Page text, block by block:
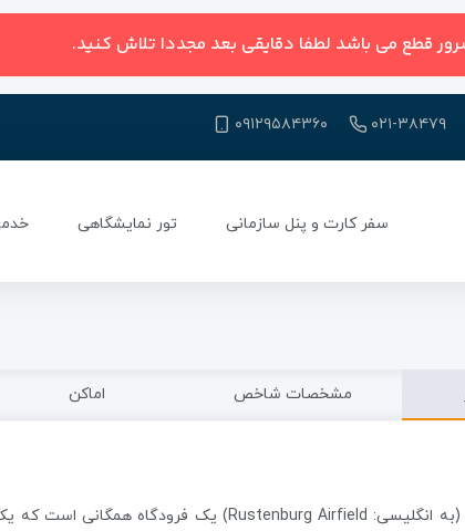
قطع می باشد لطفا دقایقی بعد مجددا تلاش کنید.
۰۲۱-۳۸۴۷۹ ۰۹۱۲۹۵۸۴۳۶۰
سفر کارت و پنل سازمانی تور نمایشگاهی
مشخصات شاخص اماکن
(به انگلیسی: Rustenburg Airfield